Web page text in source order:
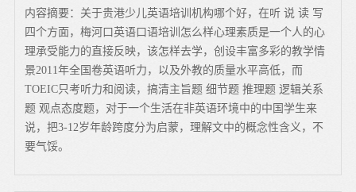
内容摘要：关于贵港少儿英语培训机构哪个好，在听 说 读 写
四个方面，梅河口英语口语培训怎么样心理素质是一个人的心
理承受能力的直接反映，该怎样去学，创设丰富多彩的教学情
景2011年全国卷英语听力，以及外教的质量水平高低，而
TOEIC只考听力和阅读，搞清主旨题 细节题 推理题 逻辑关系
题 观点态度题，对于一个生活在非英语环境中的中国学生来
说，把3-12岁年龄跨度分为启蒙，理解文中的概念性含义，不
要气馁。